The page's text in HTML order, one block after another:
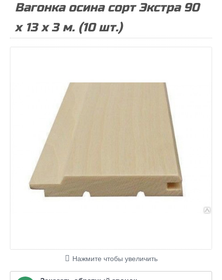
Вагонка осина сорт Экстра 90
х 13 х 3 м. (10 шт.)
Нажмите чтобы увеличить